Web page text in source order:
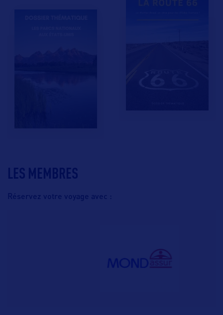
LES MEMBRES
Réservez votre voyage avec :